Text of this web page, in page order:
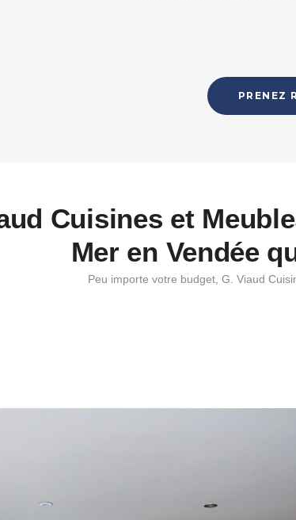
PRENEZ
Cuisines et
Mer en Vendée
Peu importe votre budget, G. Viaud